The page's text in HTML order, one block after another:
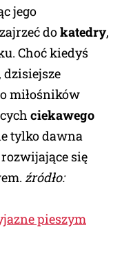
jego
dokatedry,
Choć kiedyś
dzisiejsze
miłośników
ciekawego
tylko dawna
się
źródło:
pieszym